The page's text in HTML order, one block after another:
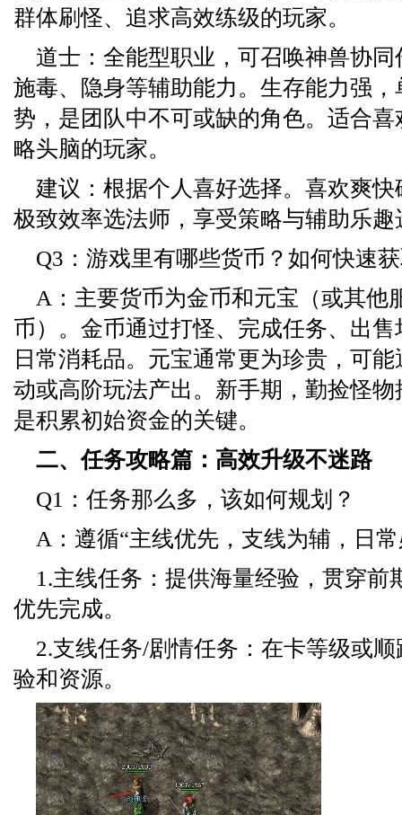
群体刷怪、追求高效练级的玩家。
道士：全能型职业，可召唤神兽协
施毒、隐身等辅助能力。生存能力强，
势，是团队中不可或缺的角色。适合喜
略头脑的玩家。
建议：根据个人喜好选择。喜欢爽
极致效率选法师，享受策略与辅助乐趣
Q3：游戏里有哪些货币？如何快速
A：主要货币为金币和元宝（或其他
币）。金币通过打怪、完成任务、出
日常消耗品。元宝通常更为珍贵，可
动或高阶玩法产出。新手期，勤捡怪
是积累初始资金的关键。
二、任务攻略篇：高效升级不迷路
Q1：任务那么多，该如何规划？
A：遵循“主线优先，支线为辅，日
1.主线任务：提供海量经验，贯穿前
优先完成。
2.支线任务/剧情任务：在卡等级或
验和资源。